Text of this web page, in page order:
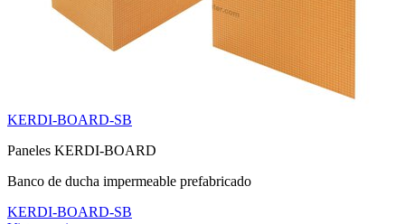
KERDI-BOARD-SB
Paneles KERDI-BOARD
Banco de ducha impermeable prefabricado
KERDI-BOARD-SB